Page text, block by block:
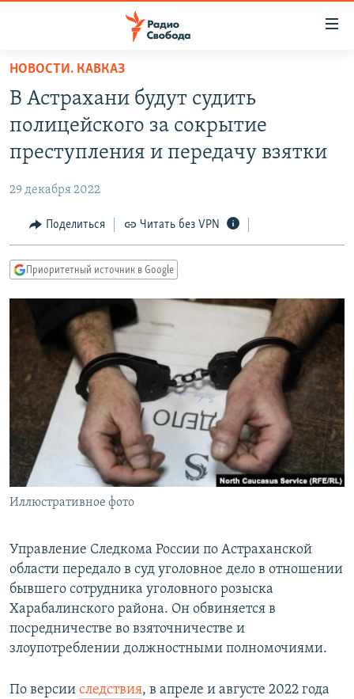
упрощенного
доступа
основному
Вернутся
Вернутся
ПОДКАСТЫ
МНЕНИЯ
КУЛЬТУРА
КАВКАЗ.РЕАЛИИ
СЕВЕР.РЕАЛИИ
СИБИРЬ.РЕАЛИИ
РАСПИСАНИЕ ВЕЩАНИЯ
ПОДПИШИТЕСЬ НА РАССЫЛКУ
СОЦИАЛЬНЫЕ СЕТИ
Все сайты РСЕ/РС
НОВОСТИ. КАВКАЗ
В Астрахани будут судить
полицейского за сокрытие
преступления и передачу взятки
29 декабря 2022
Поделиться Читать без VPN
Приоритетный источник в Google
Иллюстративное фото
Управление Следкома России по Астраханской
области передало в суд уголовное дело в отношении
бывшего сотрудника уголовного розыска
Харабалинского района. Он обвиняется в
посредничестве во взяточничестве и
злоупотреблении должностными полномочиями.
По версии следствия, в апреле и августе 2022 года